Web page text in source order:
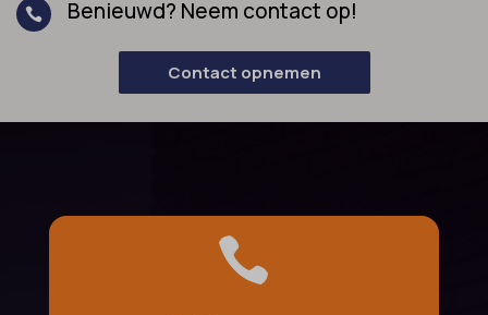
 Benieuwd? Neem contact op!
Contact opnemen
